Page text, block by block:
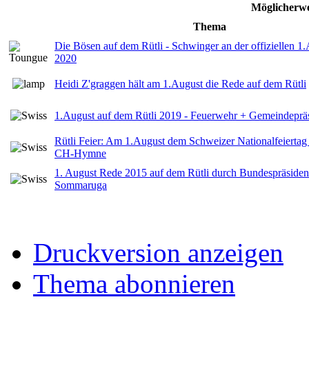
Thema
Die Bösen auf dem Rütli - Schwinger an der offiziellen
2020
Heidi Z'graggen hält am 1.August die Rede auf dem Rütli
1.August auf dem Rütli 2019 - Feuerwehr +
Rütli Feier: Am 1.August dem Schweizer
CH-Hymne
1. August Rede 2015 auf dem Rütli durch
Sommaruga
Druckversion anzeigen
Thema abonnieren